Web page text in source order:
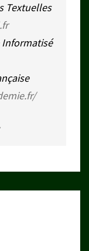
Textuelles
Informatisé